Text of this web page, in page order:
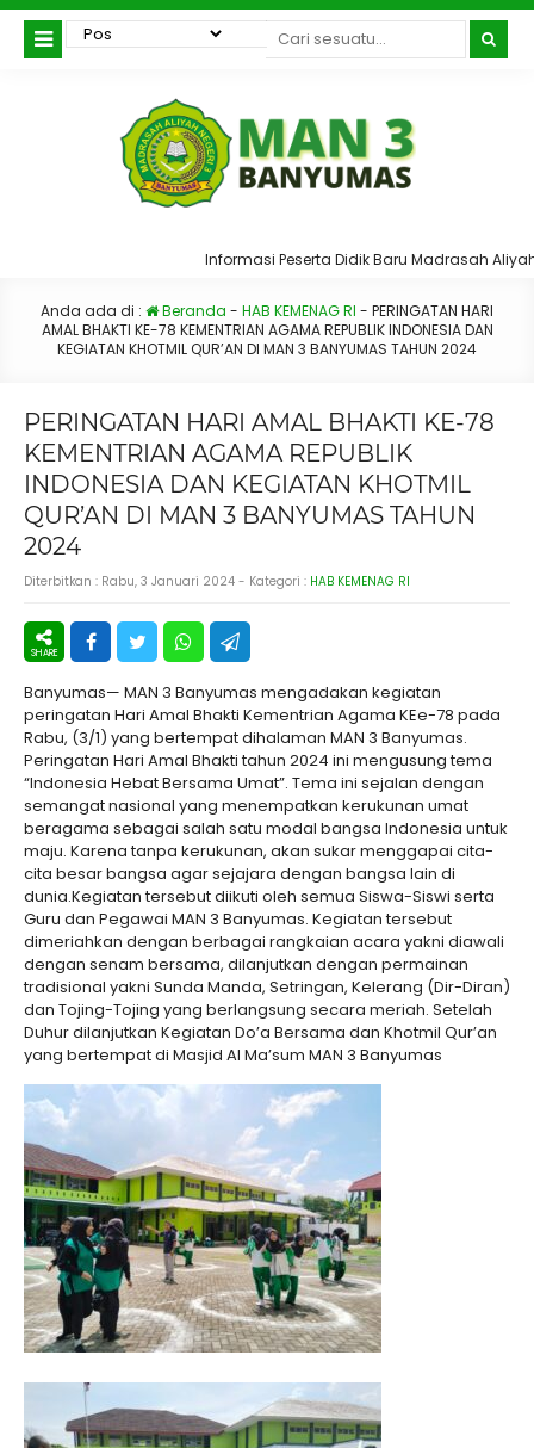
Informasi Peserta Didik Baru Madrasah Aliyah
Anda ada di : Beranda - HAB KEMENAG RI - PERINGATAN HARI
AMAL BHAKTI KE-78 KEMENTRIAN AGAMA REPUBLIK INDONESIA DAN
KEGIATAN KHOTMIL QUR’AN DI MAN 3 BANYUMAS TAHUN 2024
PERINGATAN HARI AMAL BHAKTI KE-78
KEMENTRIAN AGAMA REPUBLIK
INDONESIA DAN KEGIATAN KHOTMIL
QUR’AN DI MAN 3 BANYUMAS TAHUN
2024
Diterbitkan : Rabu, 3 Januari 2024 - Kategori : HAB KEMENAG RI
Banyumas— MAN 3 Banyumas mengadakan kegiatan
peringatan Hari Amal Bhakti Kementrian Agama KEe-78 pada
Rabu, (3/1) yang bertempat dihalaman MAN 3 Banyumas.
Peringatan Hari Amal Bhakti tahun 2024 ini mengusung tema
“Indonesia Hebat Bersama Umat”. Tema ini sejalan dengan
semangat nasional yang menempatkan kerukunan umat
beragama sebagai salah satu modal bangsa Indonesia untuk
maju. Karena tanpa kerukunan, akan sukar menggapai cita-
cita besar bangsa agar sejajara dengan bangsa lain di
dunia.Kegiatan tersebut diikuti oleh semua Siswa-Siswi serta
Guru dan Pegawai MAN 3 Banyumas. Kegiatan tersebut
dimeriahkan dengan berbagai rangkaian acara yakni diawali
dengan senam bersama, dilanjutkan dengan permainan
tradisional yakni Sunda Manda, Setringan, Kelerang (Dir-Diran)
dan Tojing-Tojing yang berlangsung secara meriah. Setelah
Duhur dilanjutkan Kegiatan Do’a Bersama dan Khotmil Qur’an
yang bertempat di Masjid Al Ma’sum MAN 3 Banyumas